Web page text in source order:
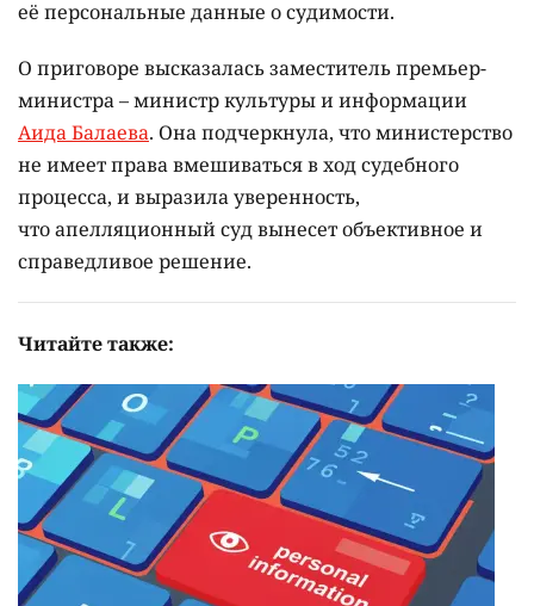
её персональные данные о судимости.
О приговоре высказалась заместитель премьер-
министра – министр культуры и информации
Аида Балаева. Она подчеркнула, что министерство
не имеет права вмешиваться в ход судебного
процесса, и выразила уверенность,
что апелляционный суд вынесет объективное и
справедливое решение.
Читайте также: